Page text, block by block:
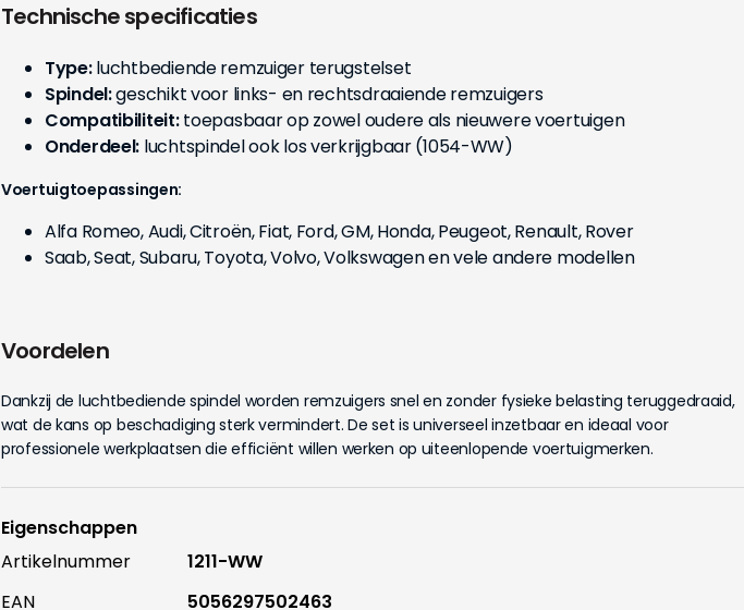
Technische specificaties
Type:luchtbediende remzuiger terugstelset
Spindel:geschikt voor links- en rechtsdraaiende remzuigers
Compatibiliteit:toepasbaar op zowel oudere als nieuwere voertuigen
Onderdeel: luchtspindel ook los verkrijgbaar (1054-WW)
Voertuigtoepassingen:
Alfa Romeo, Audi, Citroën, Fiat, Ford, GM, Honda, Peugeot, Renault, Rover
Saab, Seat, Subaru, Toyota, Volvo, Volkswagen en vele andere modellen
Voordelen
Dankzij de luchtbediende spindel worden remzuigers snel en zonder fysieke belasting teruggedraaid,
wat de kans op beschadiging sterk vermindert. De set is universeel inzetbaar en ideaal voor
professionele werkplaatsen die efficiënt willen werken op uiteenlopende voertuigmerken.
Eigenschappen
Artikelnummer
1211-WW
EAN
5056297502463